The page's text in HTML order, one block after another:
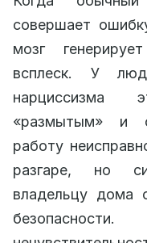
совершает
мозг
всплеск. У
нарциссизма
«размытым» и
работу
разгаре, но
владельцу дома